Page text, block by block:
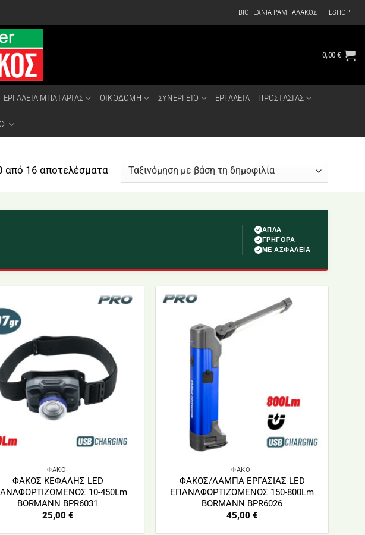
ΒΙΟΤΕΧΝΙΑ ΡΑΜΠΑΛΑΚΟΣ ESHOP
0,00€
ΕΡΓΑΛΕΙΑ ΜΠΑΤΑΡΙΑΣ ΟΙΚΟΔΟΜΗ ΣΥΝΕΡΓΕΙΟ ΕΡΓΑΛΕΙΑ ΠΡΟΣΤΑΣΙΑΣ
από 16 αποτελέσματα Sorted
ΑΠΛΑ
ΓΡΗΓΟΡΑ
ΜΕ ΑΣΦΑΛΕΙΑ
ΦΑΚΟΙ
ΦΑΚΟΣ ΚΕΦΑΛΗΣ LED
10-450Lm
BORMANN BPR6031
25,00 €
ΦΑΚΟΙ
ΦΑΚΟΣ/ΛΑΜΠΑ ΕΡΓΑΣΙΑΣ LED
ΕΠΑΝΑΦΟΡΤΙΖΟΜΕΝΟΣ 150-800Lm
BORMANN BPR6026
45,00 €